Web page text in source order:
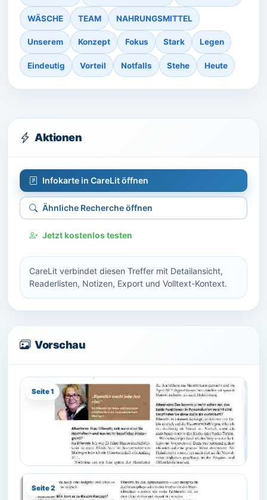
WÄSCHE TEAM NAHRUNGSMITTEL
Unserem Konzept Fokus Stark Legen
Eindeutig Vorteil Notfalls Stehe Heute
Aktionen
Infokarte in CareLit öffnen
Ähnliche Recherche öffnen
Jetzt kostenlos testen
CareLit verbindet diesen Treffer mit Detailansicht,
Readerlisten, Notizen, Export und Volltext-Kontext.
Vorschau
Seite 1
Seite 2